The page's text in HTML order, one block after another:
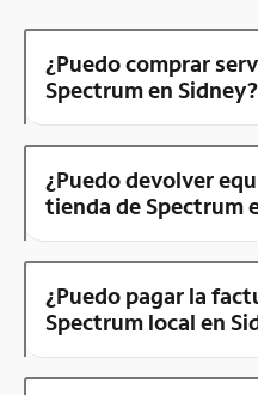
¿Puedo comprar
Spectrum en Sidney?
¿Puedo devolver
tienda de Spectrum
¿Puedo pagar la
Spectrum local en